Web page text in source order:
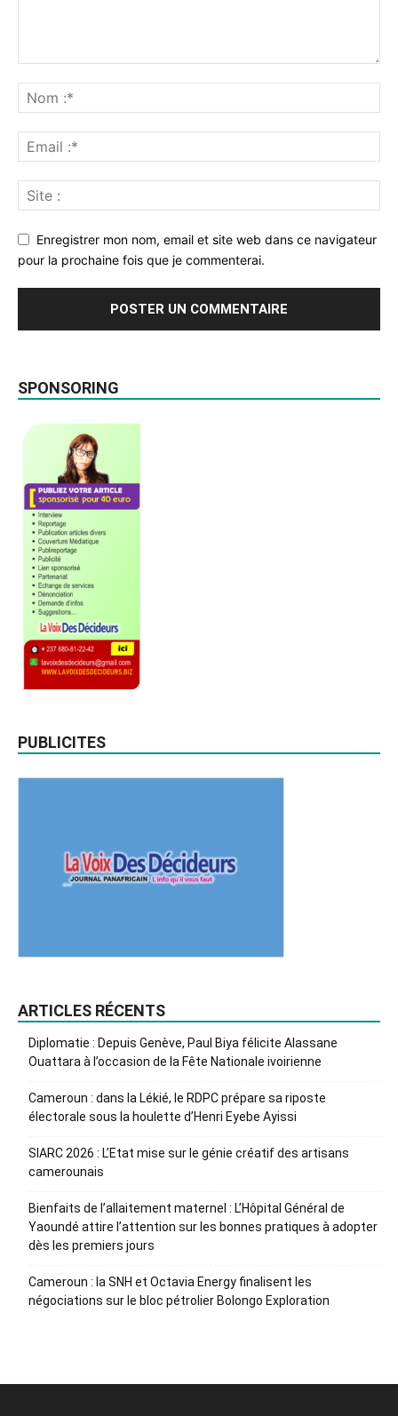
Enregistrer mon nom, email et site web dans ce navigateur
pour la prochaine fois que je commenterai.
SPONSORING
PUBLICITES
ARTICLES RÉCENTS
Diplomatie : Depuis Genève, Paul Biya félicite Alassane
Ouattara à l’occasion de la Fête Nationale ivoirienne
Cameroun : dans la Lékié, le RDPC prépare sa riposte
électorale sous la houlette d’Henri Eyebe Ayissi
SIARC 2026 : L’Etat mise sur le génie créatif des artisans
camerounais
Bienfaits de l’allaitement maternel : L’Hôpital Général de
Yaoundé attire l’attention sur les bonnes pratiques à adopter
dès les premiers jours
Cameroun : la SNH et Octavia Energy finalisent les
négociations sur le bloc pétrolier Bolongo Exploration